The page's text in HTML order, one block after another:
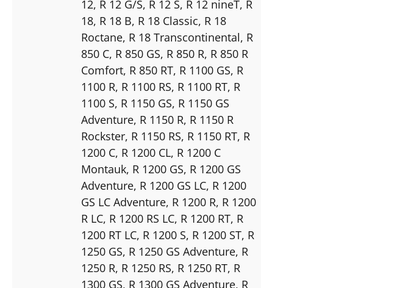
12, R 12 G/S, R 12 S, R 12 nineT, R
18, R 18 B, R 18 Classic, R 18
Roctane, R 18 Transcontinental, R
850 C, R 850 GS, R 850 R, R 850 R
Comfort, R 850 RT, R 1100 GS, R
1100 R, R 1100 RS, R 1100 RT, R
1100 S, R 1150 GS, R 1150 GS
Adventure, R 1150 R, R 1150 R
Rockster, R 1150 RS, R 1150 RT, R
1200 C, R 1200 CL, R 1200 C
Montauk, R 1200 GS, R 1200 GS
Adventure, R 1200 GS LC, R 1200
GS LC Adventure, R 1200 R, R 1200
R LC, R 1200 RS LC, R 1200 RT, R
1200 RT LC, R 1200 S, R 1200 ST, R
1250 GS, R 1250 GS Adventure, R
1250 R, R 1250 RS, R 1250 RT, R
1300 GS, R 1300 GS Adventure, R